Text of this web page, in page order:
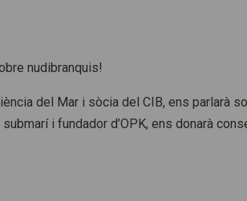
nudibranquis!
del Mar i sòcia del CIB, ens parlarà
i fundador d’OPK, ens donarà